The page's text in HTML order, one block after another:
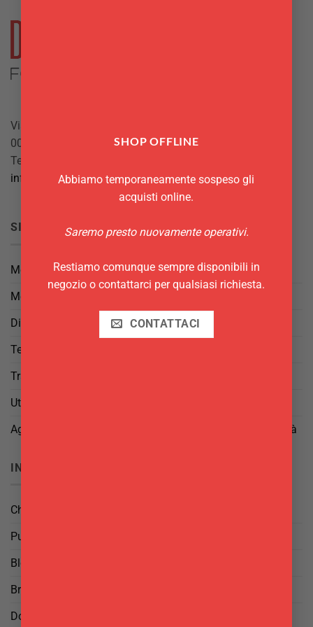
SHOP OFFLINE
Abbiamo temporaneamente sospeso gli
acquisti online.
Saremo presto nuovamente operativi.
Restiamo comunque sempre disponibili in
negozio o contattarci per qualsiasi richiesta.
CONTATTACI
Via Giuseppe Mazzini, 10
00042 Anzio (RM)
Tel.
info@delgattoforniture.it
SICUREZZA
Metodi di Pagamento
Metodi di Spedizione
Diritto di Reso
Termini e Condizioni
Trattamento dei Dati
Utilizzo di cookies
Aggiorna le tue preferenze di tracciamento della pubblicità
INFO
Chi Siamo
Punti Vendita
Blog
Brand
Domande frequenti